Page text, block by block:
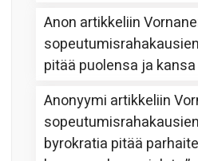
Anon artikkeliin
pitää puolensa ja
Anonyymi artikkeliin
byrokratia pitää